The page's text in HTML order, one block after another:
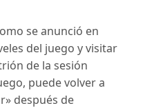
se anunció en
del juego y visitar
de la sesión
puede volver a
después de